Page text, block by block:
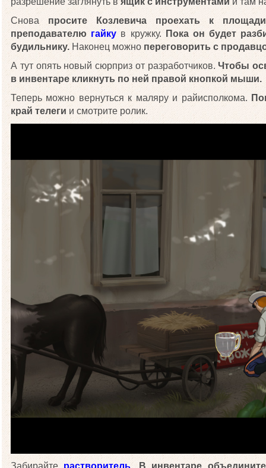
Снова просите Козлевича проехать к площади
преподавателю гайку в кружку. Пока он будет
будильнику. Наконец можно переговорить с
А тут опять новый сюрприз от разработчиков.Чтобы
в инвентаре кликнуть по ней правой кнопкой мыши.
Теперь можно вернуться к маляру и райисполкома.
край телеги и смотрите ролик.
Забирайте растворитель. В инвентаре